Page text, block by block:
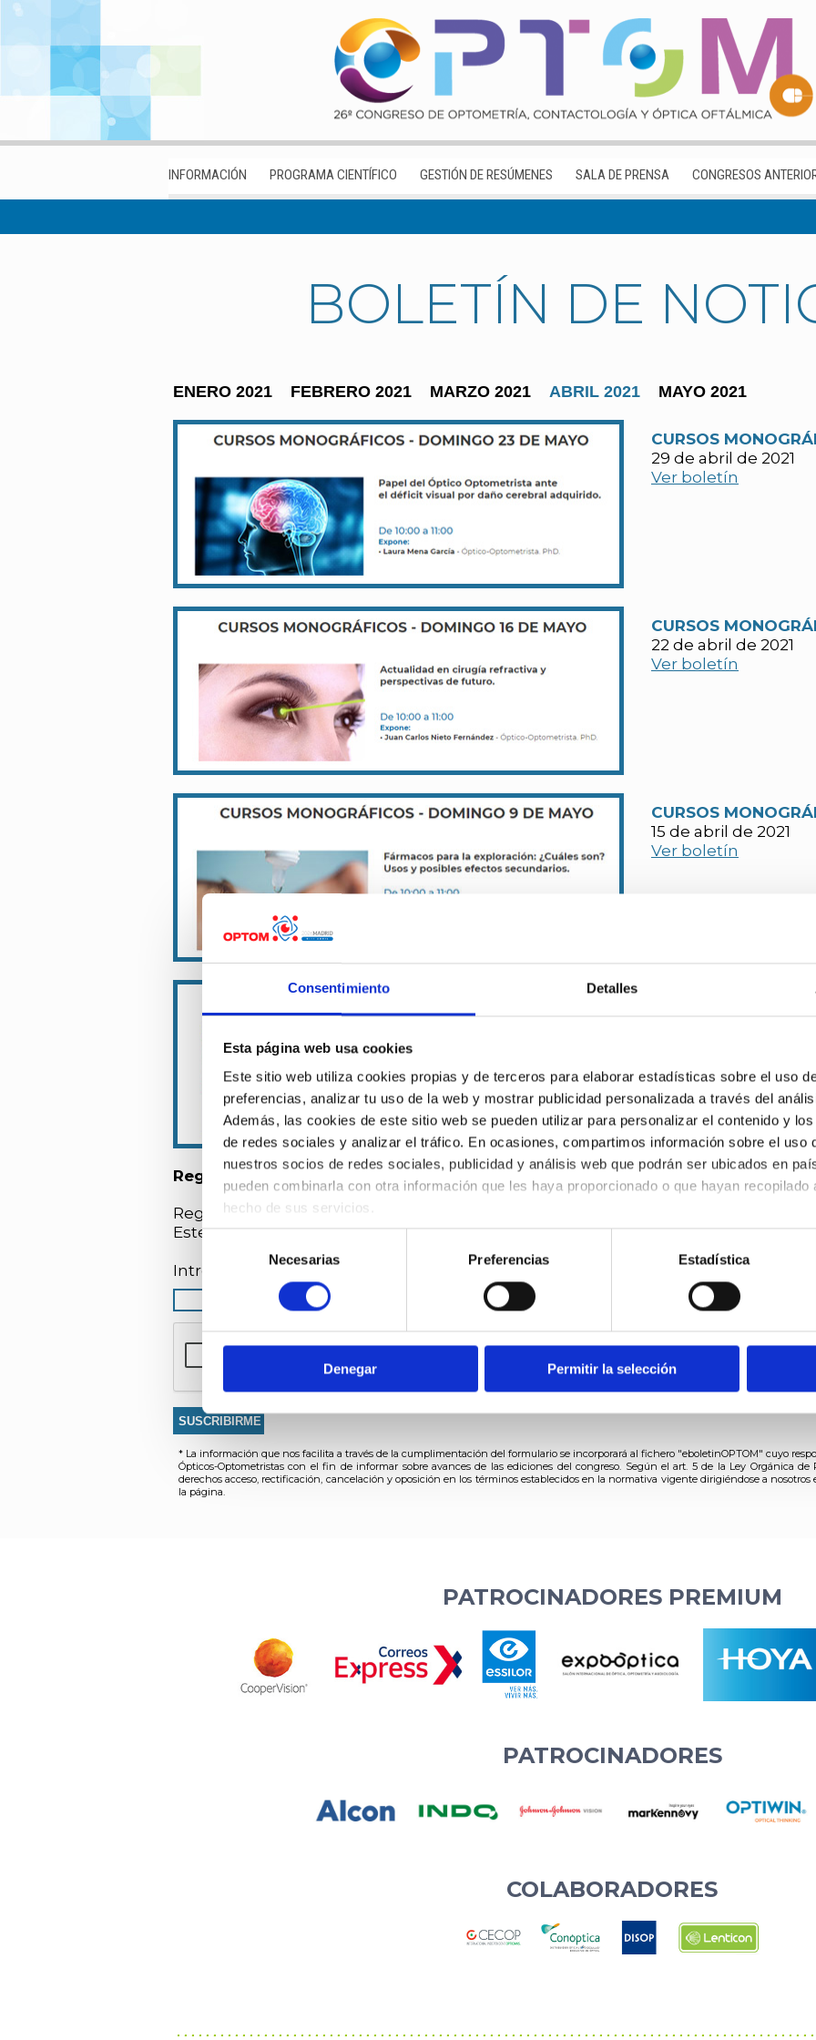
Consentimiento Detalles
Esta página web usa cookies
Este sitio web utiliza cookies propias y de terceros para elaborar estadísticas sobre el uso
preferencias, analizar tu uso de la web y mostrar publicidad personalizada a través del
Además, las cookies de este sitio web se pueden utilizar para personalizar el contenido y
de redes sociales y analizar el tráfico. En ocasiones, compartimos información sobre el uso
nuestros socios de redes sociales, publicidad y análisis web que podrán ser ubicados en
pueden combinarla con otra información que les haya proporcionado o que hayan recopilado
hecho de sus servicios.
Puedes aceptar todas las cookies, configurar o rechazar su uso indicando a continuación
obtener más información sobre el uso de cookies y tus derechos en nuestra Política de
Selección
consentimiento
Necesarias Preferencias Estadística
Denegar Permitir la selección
INFORMACIÓN PROGRAMA CIENTÍFICO GESTIÓN DE RESÚMENES SALA DE PRENSA CONGRESOS
BOLETÍN DE
ENERO 2021 FEBRERO 2021 MARZO 2021 ABRIL 2021 MAYO 2021
CURSOS
29 de abril de 2021
Ver boletín
CURSOS
22 de abril de 2021
Ver boletín
CURSOS
15 de abril de 2021
Ver boletín
SESIONES
ONLINE
Regístrate en nuestro E-Boletín
Regístrate en nuestro E-Boletín de noticias y recibirás de primera mano todas las
Este Boletín se envía cada 15 días.
Introduzca una dirección de E-mail válida
* La información que nos facilita a través de la cumplimentación del formulario se incorporará al fichero "eboletinOPTOM" cuyo
Ópticos-Optometristas con el fin de informar sobre avances de las ediciones del congreso. Según el art. 5 de la Ley Orgánica de
derechos acceso, rectificación, cancelación y oposición en los términos establecidos en la normativa vigente dirigiéndose a
la página.
PATROCINADORES PREMIUM
PATROCINADORES
COLABORADORES